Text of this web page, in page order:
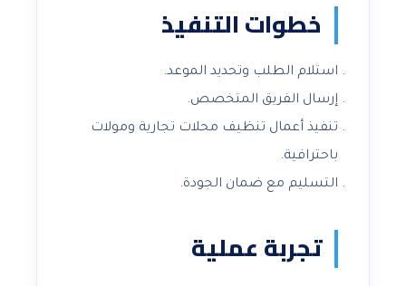
خطوات التنفيذ
استلام الطلب وتحديد الموعد.
إرسال الفريق المتخصص.
تنفيذ أعمال تنظيف محلات تجارية ومولات
باحترافية.
التسليم مع ضمان الجودة.
تجربة عملية